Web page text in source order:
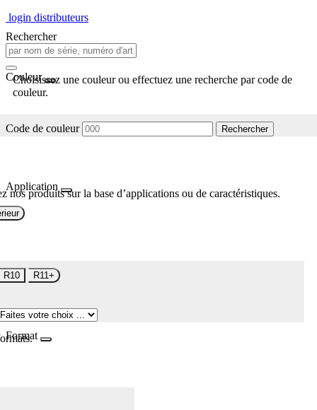
login distributeurs
Rechercher
Couleur
Choisissez une couleur ou effectuez une recherche par code de
couleur.
Code de couleur Rechercher
Application
nos produits sur la base d’applications ou de caractéristiques.
R10 R11+
Format